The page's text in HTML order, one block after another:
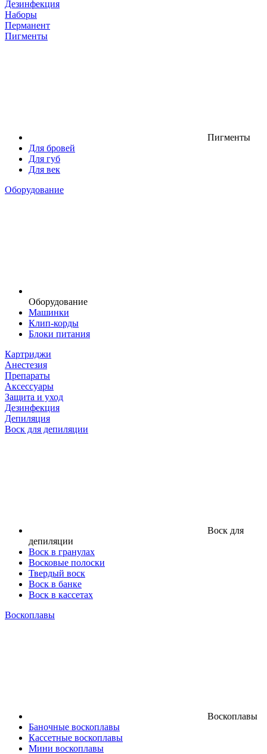
Дезинфекция
Наборы
Перманент
Пигменты
Пигменты
Для бровей
Для губ
Для век
Оборудование
Оборудование
Машинки
Клип-корды
Блоки питания
Картриджи
Анестезия
Препараты
Аксессуары
Защита и уход
Дезинфекция
Депиляция
Воск для депиляции
Воск для
депиляции
Воск в гранулах
Восковые полоски
Твердый воск
Воск в банке
Воск в кассетах
Воскоплавы
Воскоплавы
Баночные воскоплавы
Кассетные воскоплавы
Мини воскоплавы